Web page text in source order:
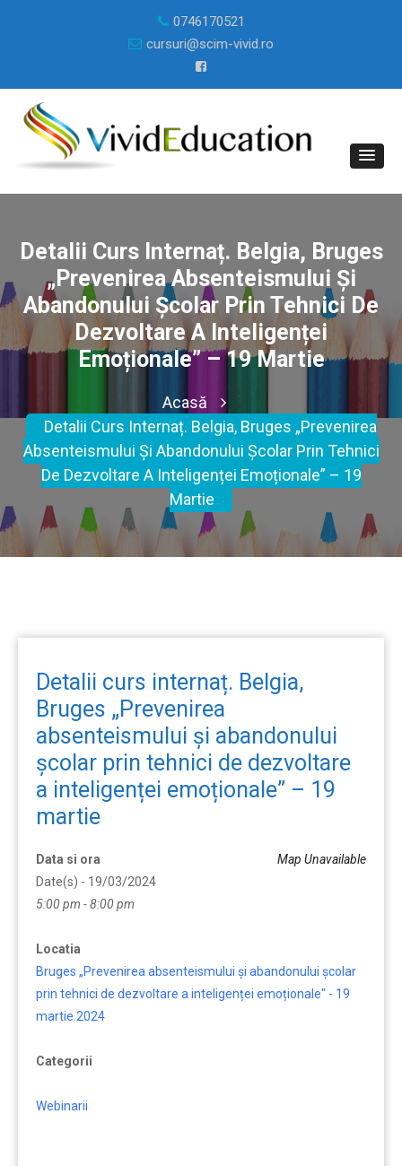
0746170521
cursuri@scim-vivid.ro
Detalii Curs Internaț. Belgia, Bruges
„Prevenirea Absenteismului Și
Abandonului Școlar Prin Tehnici De
Dezvoltare A Inteligenței
Emoționale” – 19 Martie
Acasă
Detalii Curs Internaț. Belgia, Bruges „Prevenirea
Absenteismului Și Abandonului Școlar Prin Tehnici
De Dezvoltare A Inteligenței Emoționale” – 19
Martie
Detalii curs internaț. Belgia,
Bruges „Prevenirea
absenteismului și abandonului
școlar prin tehnici de dezvoltare
a inteligenței emoționale” – 19
martie
Map Unavailable
Data si ora
Date(s) - 19/03/2024
5:00 pm - 8:00 pm
Locatia
Bruges „Prevenirea absenteismului și abandonului școlar
prin tehnici de dezvoltare a inteligenței emoționale" - 19
martie 2024
Categorii
Webinarii